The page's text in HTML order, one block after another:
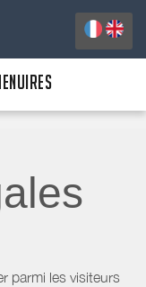
parmi les visiteurs